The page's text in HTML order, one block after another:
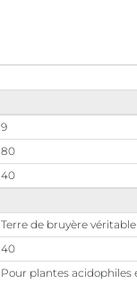
9
80
40
Terre de bruyère
40
Pour plantes acidophiles